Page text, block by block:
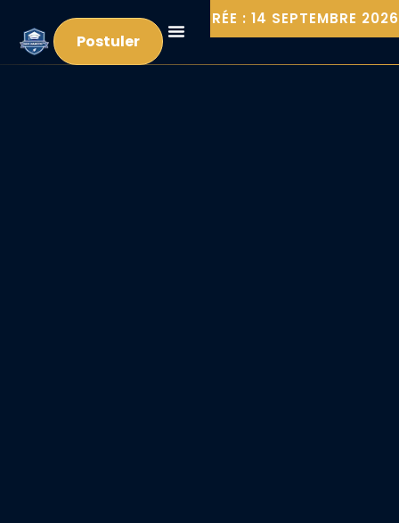
Postuler
PROCHAINE RENTRÉE : 14 SEPTEMBRE 2026 ◆